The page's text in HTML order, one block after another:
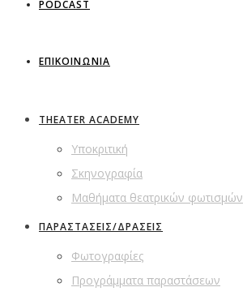
PODCAST
ΕΠΙΚΟΙΝΩΝΙΑ
THEATER ACADEMY
Υποκριτική
Σκηνογραφία
Μαθήματα θεατρικών φωτισμών
ΠΑΡΑΣΤΑΣΕΙΣ/ΔΡΑΣΕΙΣ
Φωτογραφίες
Προγράμματα παραστάσεων